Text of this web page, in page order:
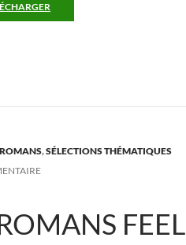
ROMANS,SÉLECTIONS THÉMATIQUES
FEEL